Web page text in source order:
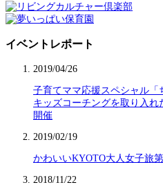
イベントレポート
2019/04/26
子育てママ応援スペシャル
キッズコーチングを取り入
開催
2019/02/19
かわいいKYOTO大人女子旅
2018/11/22